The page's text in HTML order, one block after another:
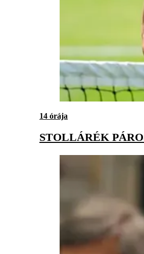
14 órája
STOLLÁRÉK